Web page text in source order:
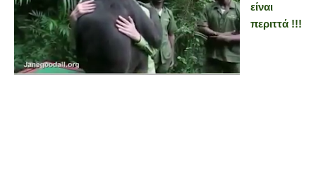
είναι
περιττά !!!